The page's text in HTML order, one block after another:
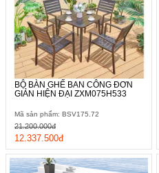
BỘ BÀN GHẾ BAN CÔNG ĐƠN
GIẢN HIỆN ĐẠI ZXM075H533
Mã sản phẩm: BSV175.72
12.337.500đ
21.200.000đ